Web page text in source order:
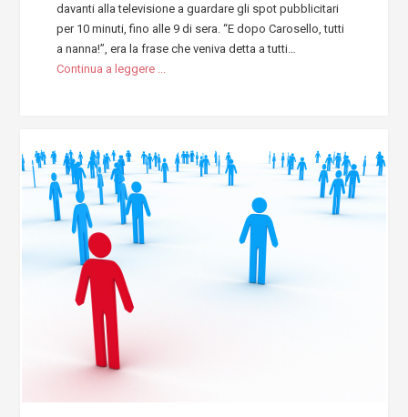
davanti alla televisione a guardare gli spot pubblicitari
per 10 minuti, fino alle 9 di sera. “E dopo Carosello, tutti
a nanna!”, era la frase che veniva detta a tutti…
Continua a leggere ...